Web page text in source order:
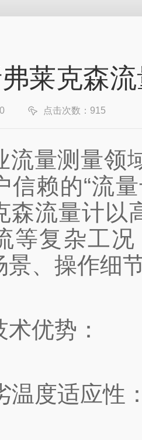
莱克森
点击次数：915
测量领域
信赖的“流
森流量计以
等复杂工
景、操作细
优势：
度适应性